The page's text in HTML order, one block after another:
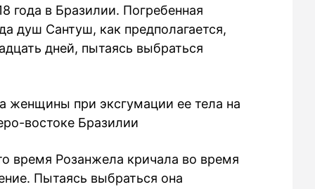
года в Бразилии. Погребенная
душ Сантуш, как предполагается,
дней, пытаясь выбраться
женщины при эксгумации ее тела на
востоке Бразилии
время Розанжела кричала во время
Пытаясь выбраться она